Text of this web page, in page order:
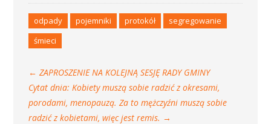
odpady pojemniki protokół
segregowanie
śmieci
← ZAPROSZENIE NA KOLEJNĄ SESJĘ RADY GMINY
Cytat dnia: Kobiety muszą sobie radzić z okresami,
porodami, menopauzą. Za to mężczyźni muszą sobie
radzić z kobietami, więc jest remis. →